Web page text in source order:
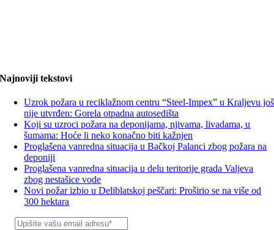
Najnoviji tekstovi
Uzrok požara u reciklažnom centru “Steel-Impex” u Kraljevu još
nije utvrđen: Gorela otpadna autosedišta
Koji su uzroci požara na deponijama, njivama, livadama, u
šumama: Hoće li neko konačno biti kažnjen
Proglašena vanredna situacija u Bačkoj Palanci zbog požara na
deponiji
Proglašena vanredna situacija u delu teritorije grada Valjeva
zbog nestašice vode
Novi požar izbio u Deliblatskoj peščari: Proširio se na više od
300 hektara